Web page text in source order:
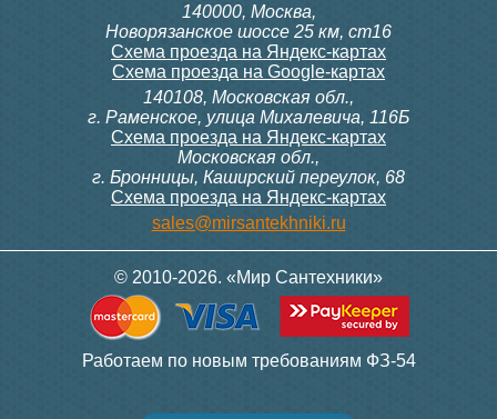
140000, Москва,
Новорязанское шоссе 25 км, ст16
Схема проезда на Яндекс-картах
Схема проезда на Google-картах
140108, Московская обл.,
г. Раменское, улица Михалевича, 116Б
Схема проезда на Яндекс-картах
Московская обл.,
г. Бронницы, Каширский переулок, 68
Схема проезда на Яндекс-картах
sales@mirsantekhniki.ru
© 2010-2026. «Мир Сантехники»
Работаем по новым требованиям ФЗ-54